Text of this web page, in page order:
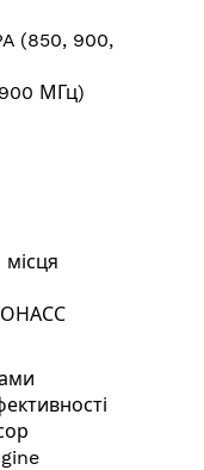
(850, 900,
МГц)